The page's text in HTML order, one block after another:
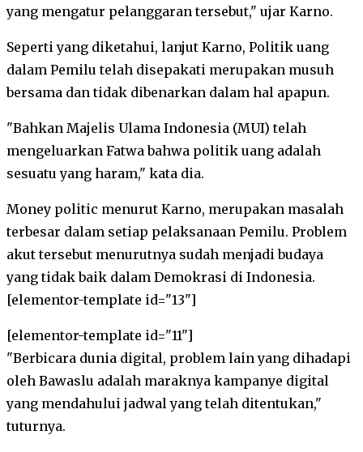
yang mengatur pelanggaran tersebut," ujar Karno.
Seperti yang diketahui, lanjut Karno, Politik uang
dalam Pemilu telah disepakati merupakan musuh
bersama dan tidak dibenarkan dalam hal apapun.
"Bahkan Majelis Ulama Indonesia (MUI) telah
mengeluarkan Fatwa bahwa politik uang adalah
sesuatu yang haram," kata dia.
Money politic menurut Karno, merupakan masalah
terbesar dalam setiap pelaksanaan Pemilu. Problem
akut tersebut menurutnya sudah menjadi budaya
yang tidak baik dalam Demokrasi di Indonesia.
[elementor-template id="13"]
[elementor-template id="11"]
"Berbicara dunia digital, problem lain yang dihadapi
oleh Bawaslu adalah maraknya kampanye digital
yang mendahului jadwal yang telah ditentukan,"
tuturnya.